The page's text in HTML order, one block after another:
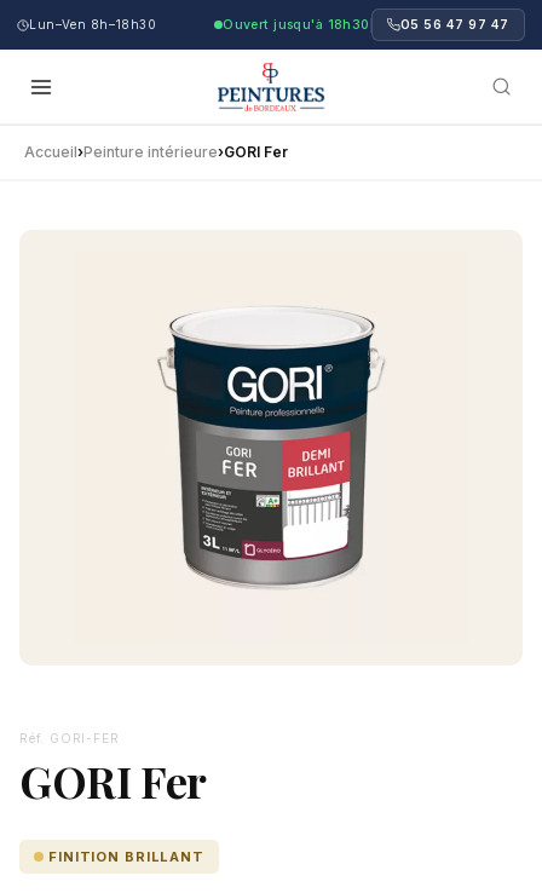
Lun–Ven 8h–18h30 Ouvert jusqu'à 18h30 05 56 47 97 47
Accueil›Peinture intérieure›GORI Fer
Réf. GORI-FER
GORI Fer
FINITION BRILLANT